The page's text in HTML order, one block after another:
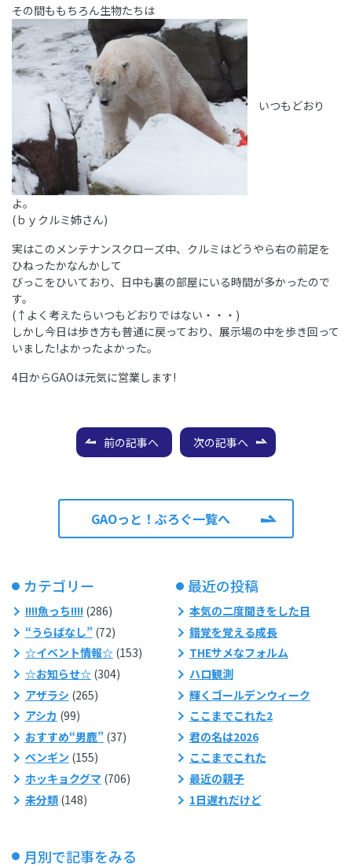
その間ももちろん生物たちは
いつもどおり
よ。
(ｂｙクルミ姉さん)
実はこのメンテナンスクローズ中、クルミはどうやら右の前足を
ひねったかなんかして
びっこをひいており、日中も裏の部屋にいる時間が多かったので
す。
(↑よく考えたらいつもどおりではない・・・)
しかし今日は歩き方も普通に戻っており、展示場の中を歩き回って
いました!よかったよかった。
4日からGAOは元気に営業します!
前の記事へ 次の記事へ
GAOっと！ぶろぐ一覧へ
カテゴリー
!!!!魚っち!!!!(286)
“うらばなし”(72)
☆イベント情報☆(153)
☆お知らせ☆(304)
アザラシ (265)
アシカ (99)
おすすめ“男鹿”(37)
ペンギン (155)
ホッキョクグマ (706)
未分類(148)
最近の投稿
本気の二度聞きをした日
錯覚を覚える成長
THEサメなフォルム
ハロ観測
輝くゴールデンウィーク
ここまでこれた2
君の名は2026
ここまでこれた
最近の親子
1日遅れだけど
月別で記事をみる